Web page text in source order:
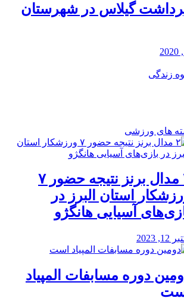
برداشت گیلاس در شهرستان
زندگی
های ورزشی
۲ مدال برنز نتیجه حضور ۷
استان البرز در
آسیایی هانگژو
12, 2023
دوره مسابفات المپیاد